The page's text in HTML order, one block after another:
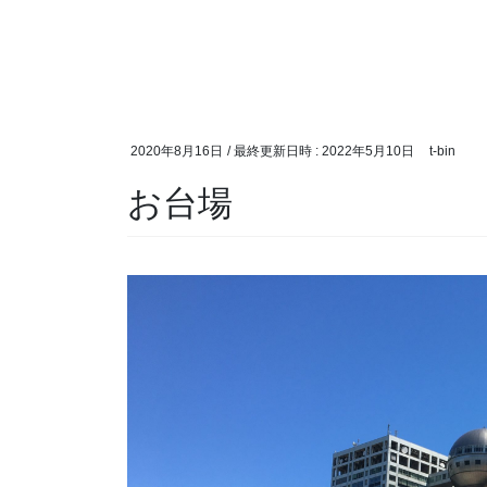
2020年8月16日 / 最終更新日時 : 2022年5月10日 t-bin
お台場